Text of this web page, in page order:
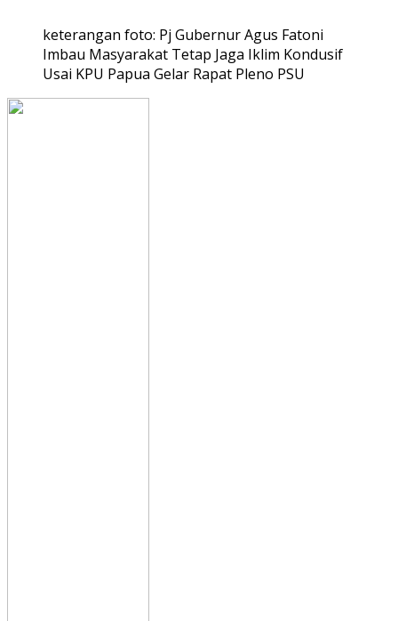
keterangan foto: Pj Gubernur Agus Fatoni
Imbau Masyarakat Tetap Jaga Iklim Kondusif
Usai KPU Papua Gelar Rapat Pleno PSU